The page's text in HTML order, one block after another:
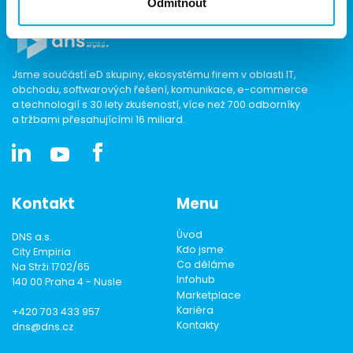
Odmítnout
Jsme součástí eD skupiny, ekosystému firem v oblasti IT,
obchodu, softwarových řešení, komunikace, e-commerce
a technologií s 30 lety zkušeností, více než 700 odborníky
a tržbami přesahujícími 16 miliard.
Kontakt
DNS a.s.
City Empiria
Na Strži 1702/65
140 00 Praha 4 - Nusle
+420 703 433 957
dns@dns.cz
Menu
Úvod
Kdo jsme
Co děláme
Infohub
Marketplace
Kariéra
Kontakty